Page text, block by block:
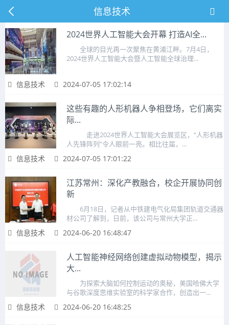
信息技术
2024世界人工智能大会开幕 打造AI全...
全球的目光再一次聚焦在黄浦江畔。7月4日，
2024世界人工智能大会暨人工智能全球治理...
信息技术 2024-07-05 17:02:14
这些有趣的人形机器人争相登场，它们离实
际...
走进2024世界人工智能大会展览区，“人形机器
人先锋阵列”令人眼前一亮。相比往届，...
信息技术 2024-07-05 17:01:22
江苏常州：深化产教融合，校企开展协同创
新
6月18日，记者从中铁建电气化局集团轨道交通器
材公司了解到，日前，该公司与常州大学正...
信息技术 2024-06-20 16:48:47
人工智能神经网络创建虚拟动物模型，揭示
大...
为探索大脑如何控制运动的奥秘，美国哈佛大学
与谷歌深度思维实验室的科学家合作，创造出一...
信息技术 2024-06-20 16:48:25